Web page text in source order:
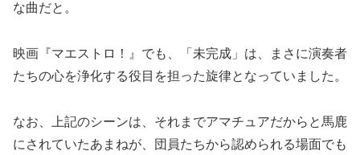
な曲だと。
映画『マエストロ！』でも、「未完成」は、まさに演奏者
たちの心を浄化する役目を担った旋律となっていました。
なお、上記のシーンは、それまでアマチュアだからと馬鹿
にされていたあまねが、団員たちから認められる場面でも